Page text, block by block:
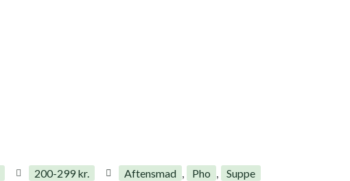
200-299 kr. Aftensmad , Pho ,
Suppe